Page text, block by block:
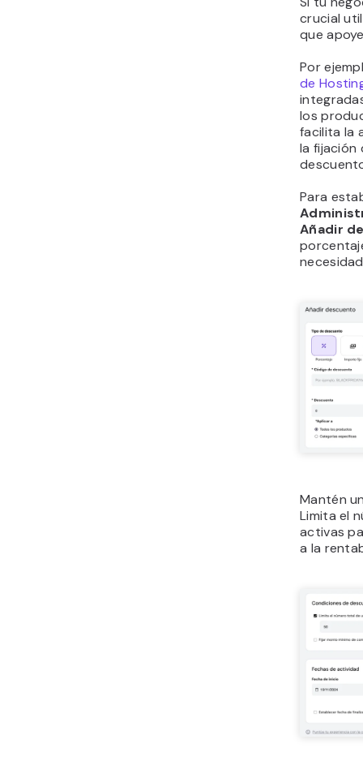
crucial
que
Por
de
los
facilita la
la fijación
Para
Añadir
Mantén
Limita el
activas
a la